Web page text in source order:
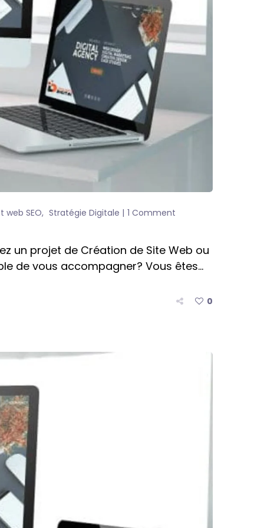
web SEO Stratégie Digitale 1 Comment
un projet de Création de Site Web ou
de vous accompagner? Vous êtes...
0